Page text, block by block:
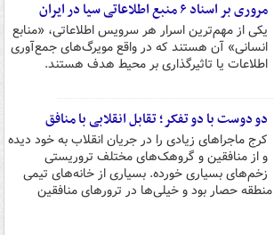
مروری بر اسناد ۶ منبع اطلاعاتی سیا در ایران
یکی از مهم‌ترین اسرار هر سرویس اطلاعاتی، «منابع
انسانی» آن هستند که در واقع مویرگ‌های جمع‌آوری
اطلاعات یا تاثیرگذاری بر محیط هدف هستند.
دو دوست با دو تفکر؛ تقابل انقلابی با منافق
کرج ماجراهای زیادی را در جریان انقلاب به خود دیده
و از منافقین و گروهک‌های مختلف تروریستی
زخم‌های بسیاری خورده. بسیاری از خانه‌های تیمی
منطقه حصار بود و خیلی‌ها در ترورهای منافقین